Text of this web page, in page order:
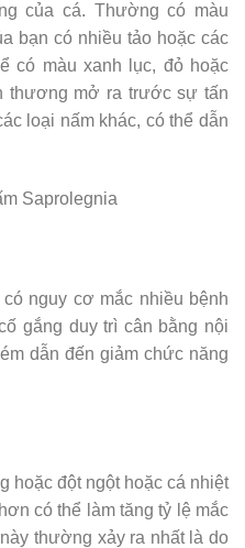
của cá. Thường có màu
bạn có nhiều tảo hoặc các
có màu xanh lục, đỏ hoặc
thương mở ra trước sự tấn
loại nấm khác, có thể dẫn
Saprolegnia
nguy cơ mắc nhiều bệnh
gắng duy trì cân bằng nội
dẫn đến giảm chức năng
hoặc đột ngột hoặc cá nhiệt
có thể làm tăng tỷ lệ mắc
thường xảy ra nhất là do